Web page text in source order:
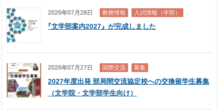
2026年07月28日 教務情報 入試情報（学部）
『文学部案内2027』が完成しました
2026年07月27日 国際交流 募集
2027年度出発 部局間交流協定校への交換留学生募集
（文学院・文学部学生向け）